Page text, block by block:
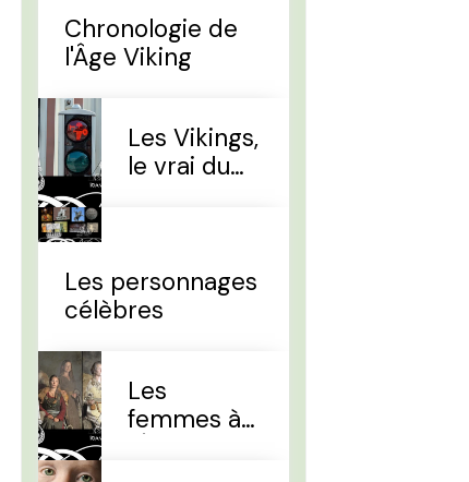
Chronologie de
l'Âge Viking
Les Vikings,
le vrai du
Les personnages
célèbres
Les
femmes à